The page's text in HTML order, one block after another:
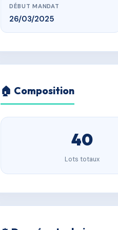
DÉBUT MANDAT
26/03/2025
🏠 Composition
40
Lots totaux